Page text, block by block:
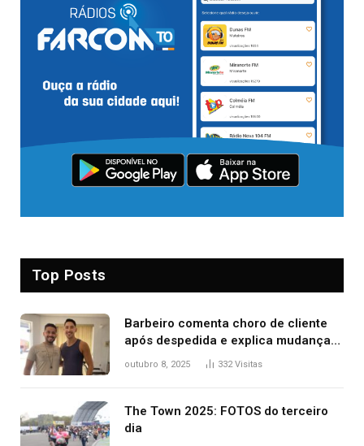
Top Posts
Barbeiro comenta choro de cliente
após despedida e explica mudança
para o TO: ‘Não esperava atingir
outubro 8, 2025 332Visitas
The Town 2025: FOTOS do terceiro
dia